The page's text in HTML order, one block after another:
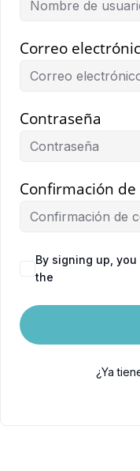
Correo
Contraseña
Confirmación
By signing up,
the
¿Ya